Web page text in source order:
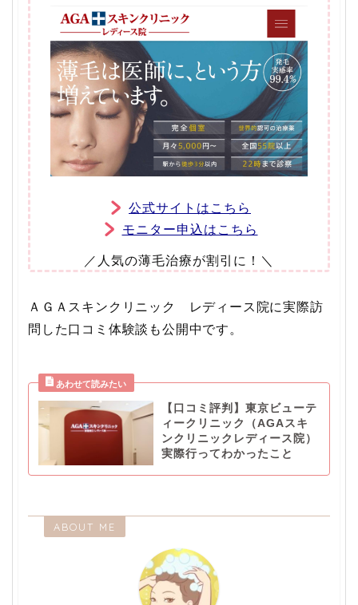
公式サイトはこちら
モニター申込はこちら
／人気の薄毛治療が割引に！＼
ＡＧＡスキンクリニック レディース院に実際訪
問した口コミ体験談も公開中です。
【口コミ評判】東京ビューテ
ィークリニック（AGAスキ
ンクリニックレディース院）
実際行ってわかったこと
ABOUT ME